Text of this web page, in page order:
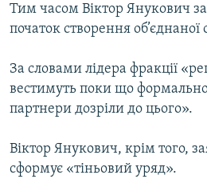
Тим часом Віктор Янукович
початок створення об’єднаної
За словами лідера фракції
вестимуть поки що
партнери дозріли до цього».
Віктор Янукович, крім того,
сформує «тіньовий уряд».